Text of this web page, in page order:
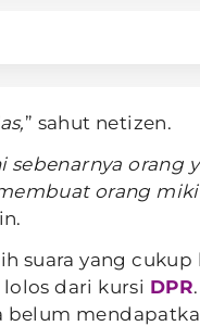
” sahut netizen.
sebenarnya orang
orang
suara yang
dari kursi DPR